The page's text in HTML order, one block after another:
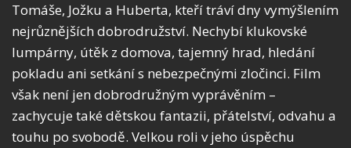
Tomáše, Jožku a Huberta, kteří tráví dny vymýšlením
nejrůznějších dobrodružství. Nechybí klukovské
lumpárny, útěk z domova, tajemný hrad, hledání
pokladu ani setkání s nebezpečnými zločinci. Film
však není jen dobrodružným vyprávěním –
zachycuje také dětskou fantazii, přátelství, odvahu a
touhu po svobodě. Velkou roli v jeho úspěchu